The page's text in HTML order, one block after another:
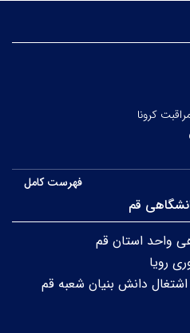
کرونا
فهرست کامل
قم
واحد استان قم
رویا
دانش بنیان شعبه قم